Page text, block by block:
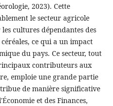
2023). Cette
le secteur agricole
cultures dépendantes des
ce qui a un impact
du pays. Ce secteur, tout
contributeurs aux
emploie une grande partie
de manière significative
et des Finances,